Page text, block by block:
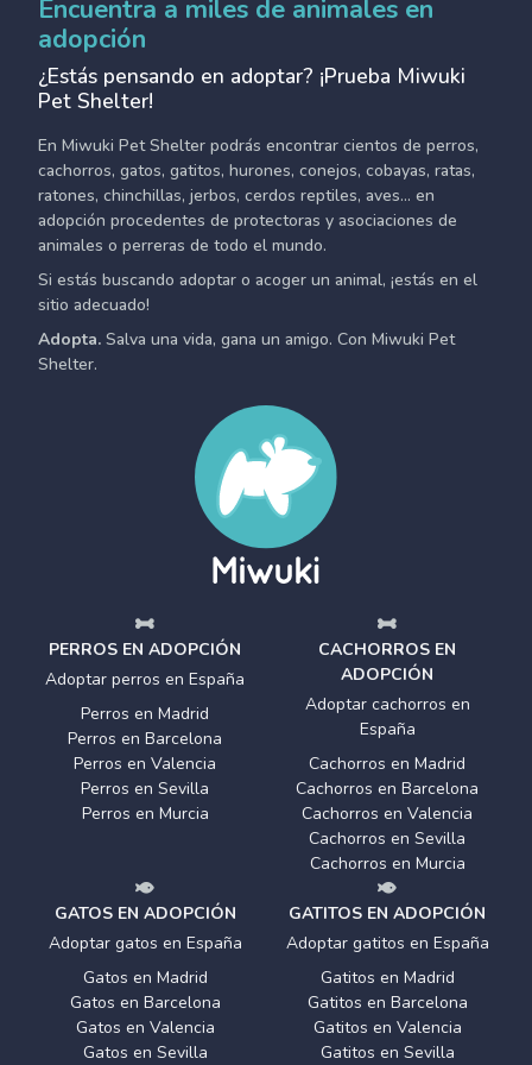
Encuentra a miles de animales en
adopción
¿Estás pensando en adoptar? ¡Prueba Miwuki
Pet Shelter!
En Miwuki Pet Shelter podrás encontrar cientos de perros,
cachorros, gatos, gatitos, hurones, conejos, cobayas, ratas,
ratones, chinchillas, jerbos, cerdos reptiles, aves... en
adopción procedentes de protectoras y asociaciones de
animales o perreras de todo el mundo.
Si estás buscando adoptar o acoger un animal, ¡estás en el
sitio adecuado!
Adopta. Salva una vida, gana un amigo. Con Miwuki Pet
Shelter.
PERROS EN ADOPCIÓN
Adoptar perros en España
Perros en Madrid
Perros en Barcelona
Perros en Valencia
Perros en Sevilla
Perros en Murcia
CACHORROS EN
ADOPCIÓN
Adoptar cachorros en
España
Cachorros en Madrid
Cachorros en Barcelona
Cachorros en Valencia
Cachorros en Sevilla
Cachorros en Murcia
GATOS EN ADOPCIÓN
Adoptar gatos en España
Gatos en Madrid
Gatos en Barcelona
Gatos en Valencia
Gatos en Sevilla
GATITOS EN ADOPCIÓN
Adoptar gatitos en España
Gatitos en Madrid
Gatitos en Barcelona
Gatitos en Valencia
Gatitos en Sevilla